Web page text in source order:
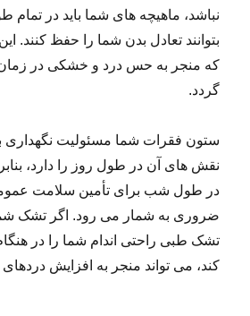
نباشد، ماهیچه های شما باید در تمام
بتوانند تعادل بدن شما را حفظ کنند.
که منجر به حس درد و خشکی در
گردد.
ستون فقرات شما مسئولیت نگهداری
نقش های آن در طول روز را دارد،
در طول شب برای تأمین سلامت
ضروری به شمار می رود. اگر تشک شما
تشک طبی راحتی اندام شما را در
کند، می تواند منجر به افزایش